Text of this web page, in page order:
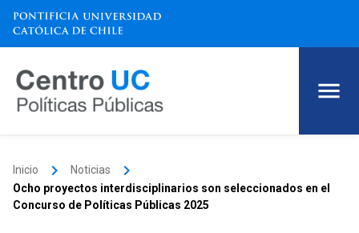
Inicio keyboard_arrow_right Noticias keyboard_arrow_right
Ocho proyectos interdisciplinarios son seleccionados en el
Concurso de Políticas Públicas 2025